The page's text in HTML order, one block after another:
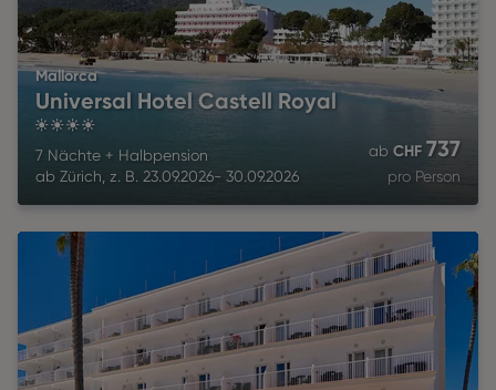
Mallorca
Universal Hotel Castell Royal
7 Nächte + Halbpension
ab Zürich, z. B. 23.09.2026- 30.09.2026
ab CHF 737
pro Person